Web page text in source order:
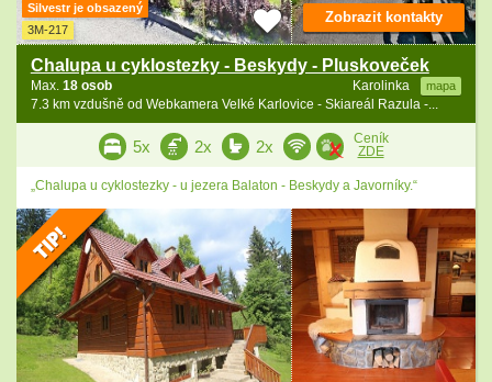
Silvestr je obsazený
3M-217
Chalupa u cyklostezky - Beskydy - Pluskoveček
Karolinka mapa
Max. 18 osob
7.3 km vzdušně od Webkamera Velké Karlovice - Skiareál Razula -...
Zobrazit kontakty
5x 2x 2x
Ceník
ZDE
„Chalupa u cyklostezky - u jezera Balaton - Beskydy a Javorníky.“